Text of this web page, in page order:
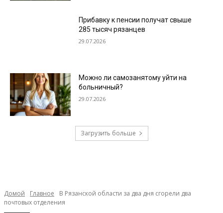
Прибавку к пенсии получат свыше
285 тысяч рязанцев
29.07.2026
Можно ли самозанятому уйти на
больничный?
29.07.2026
Загрузить больше